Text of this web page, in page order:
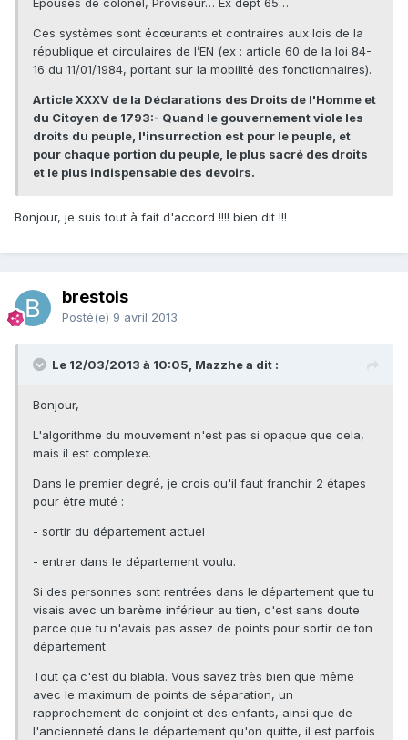
Epouses de colonel, Proviseur… Ex dept 65…
Ces systèmes sont écœurants et contraires aux lois de la
république et circulaires de l’EN (ex : article 60 de la loi 84-
16 du 11/01/1984, portant sur la mobilité des fonctionnaires).
Article XXXV de la Déclarations des Droits de l'Homme et
du Citoyen de 1793:- Quand le gouvernement viole les
droits du peuple, l'insurrection est pour le peuple, et
pour chaque portion du peuple, le plus sacré des droits
et le plus indispensable des devoirs.
Bonjour, je suis tout à fait d'accord !!!! bien dit !!!
brestois
Posté(e) 9 avril 2013
Le 12/03/2013 à 10:05, Mazzhe a dit :
Bonjour,
L'algorithme du mouvement n'est pas si opaque que cela,
mais il est complexe.
Dans le premier degré, je crois qu'il faut franchir 2 étapes
pour être muté :
- sortir du département actuel
- entrer dans le département voulu.
Si des personnes sont rentrées dans le département que tu
visais avec un barème inférieur au tien, c'est sans doute
parce que tu n'avais pas assez de points pour sortir de ton
département.
Tout ça c'est du blabla. Vous savez très bien que même
avec le maximum de points de séparation, un
rapprochement de conjoint et des enfants, ainsi que de
l'ancienneté dans le département qu'on quitte, il est parfois